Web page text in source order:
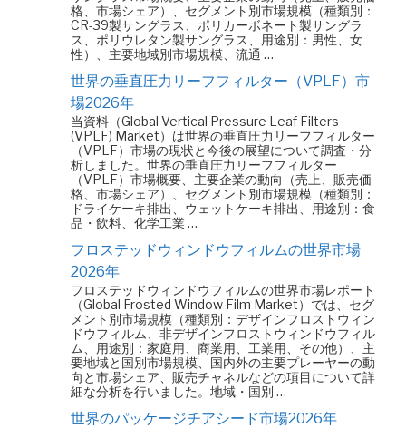
格、市場シェア）、セグメント別市場規模（種類別：
CR-39製サングラス、ポリカーボネート製サングラ
ス、ポリウレタン製サングラス、用途別：男性、女
性）、主要地域別市場規模、流通 …
世界の垂直圧力リーフフィルター（VPLF）市
場2026年
当資料（Global Vertical Pressure Leaf Filters
(VPLF) Market）は世界の垂直圧力リーフフィルター
（VPLF）市場の現状と今後の展望について調査・分
析しました。世界の垂直圧力リーフフィルター
（VPLF）市場概要、主要企業の動向（売上、販売価
格、市場シェア）、セグメント別市場規模（種類別：
ドライケーキ排出、ウェットケーキ排出、用途別：食
品・飲料、化学工業 …
フロステッドウィンドウフィルムの世界市場
2026年
フロステッドウィンドウフィルムの世界市場レポート
（Global Frosted Window Film Market）では、セグ
メント別市場規模（種類別：デザインフロストウィン
ドウフィルム、非デザインフロストウィンドウフィル
ム、用途別：家庭用、商業用、工業用、その他）、主
要地域と国別市場規模、国内外の主要プレーヤーの動
向と市場シェア、販売チャネルなどの項目について詳
細な分析を行いました。地域・国別 …
世界のパッケージチアシード市場2026年